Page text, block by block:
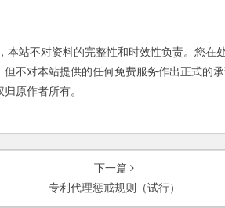
站不对资料的完整性和时效性负责。您在
不对本站提供的任何免费服务作出正式的
原作者所有。
下一篇
专利代理惩戒规则（试行）